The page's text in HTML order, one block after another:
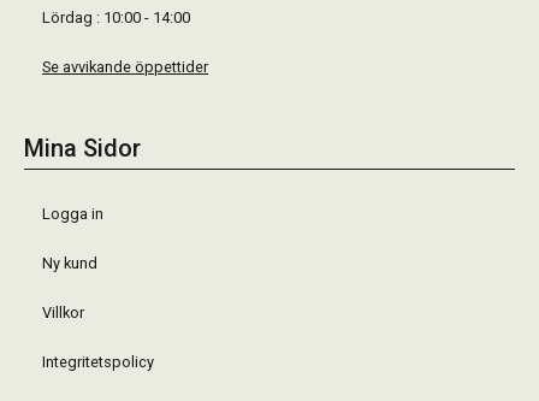
Lördag : 10:00 - 14:00
Se avvikande öppettider
Mina Sidor
Logga in
Ny kund
Villkor
Integritetspolicy